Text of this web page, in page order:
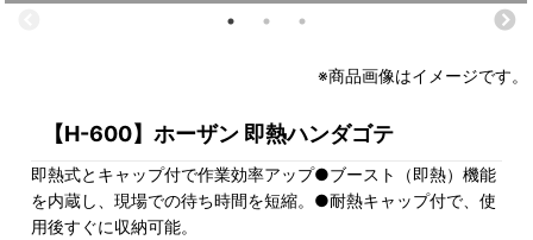
※商品画像はイメージです。
【H-600】ホーザン 即熱ハンダゴテ
即熱式とキャップ付で作業効率アップ●ブースト（即熱）機能
を内蔵し、現場での待ち時間を短縮。●耐熱キャップ付で、使
用後すぐに収納可能。